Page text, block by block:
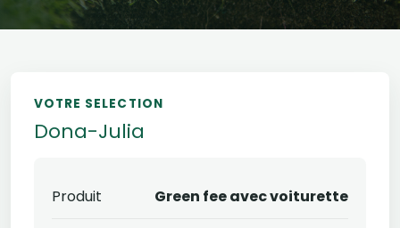
VOTRE SELECTION
Dona-Julia
Produit Green fee avec voiturette